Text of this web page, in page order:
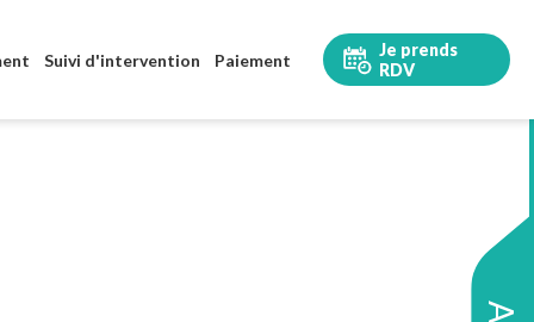
Suivi d'intervention Paiement
Je prends
RDV